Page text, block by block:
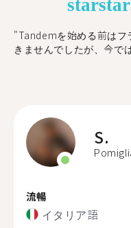
starstar
"​​Tandemを始める前はフ
きませんでしたが、今で
S.
流暢
イタリア語